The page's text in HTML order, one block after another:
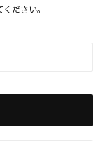
ださい。